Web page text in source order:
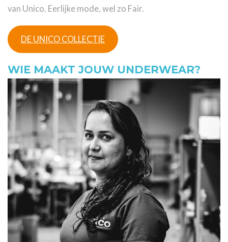
van Unico. Eerlijke mode, wel zo Fair.
DE UNICO COLLECTIE
WIE MAAKT JOUW UNDERWEAR?